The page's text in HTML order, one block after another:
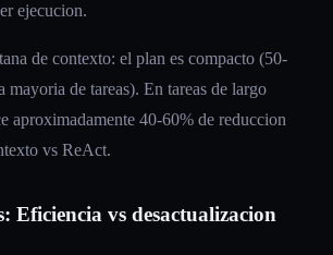
ejecucion.
de contexto: el plan es compacto (50-
mayoria de tareas). En tareas de largo
aproximadamente 40-60% de reduccion
vs ReAct.
Eficiencia vs desactualizacion